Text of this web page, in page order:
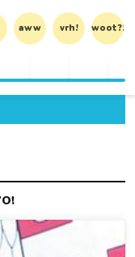
aww vrh! woot?!